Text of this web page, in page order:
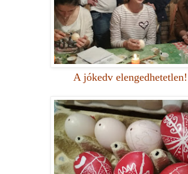
A jókedv elengedhetetlen!